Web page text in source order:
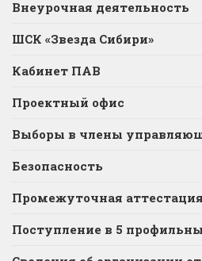
Внеурочная деятельность
ШСК «Звезда Сибири»
Кабинет ПАВ
Проектный офис
Выборы в члены
Безопасность
Промежуточная аттестация
Поступление в 5